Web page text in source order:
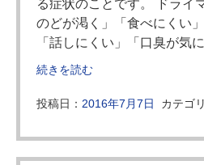
る症状のことです。 ドライ
のどが渇く」「食べにくい
「話しにくい」「口臭が気
続きを読む
投稿日： 2016年7月7日 カテゴ